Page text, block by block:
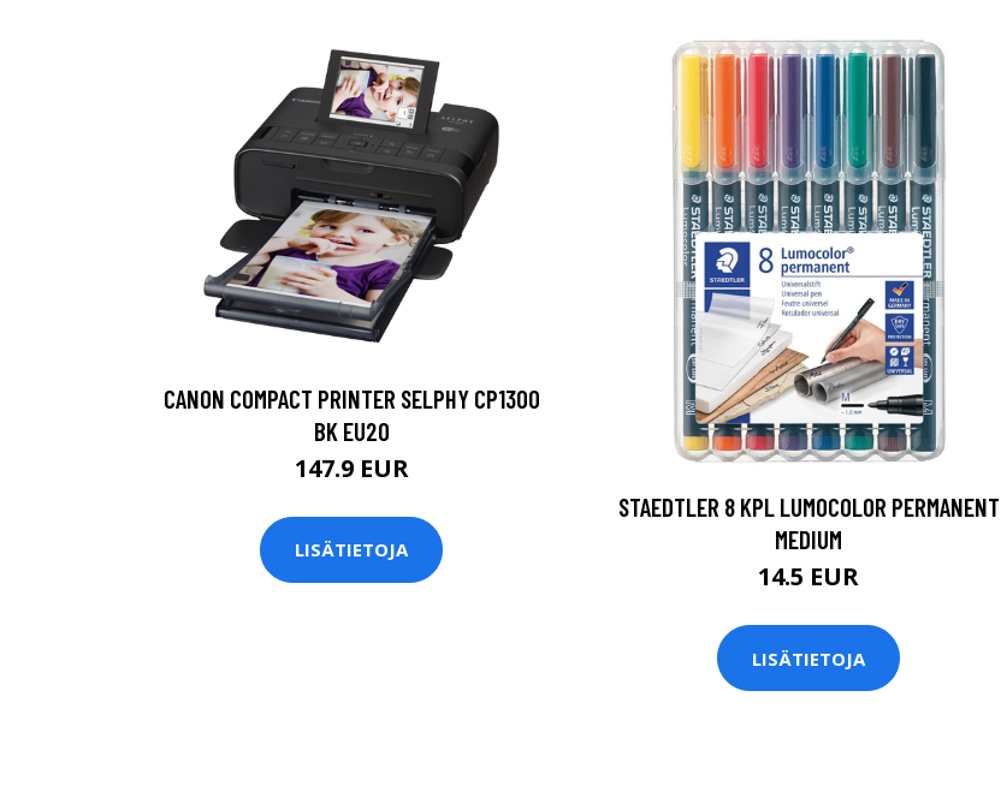
CANON COMPACT PRINTER SELPHY CP1300
BK EU20
147.9 EUR
LISÄTIETOJA
STAEDTLER 8 KPL LUMOCOLOR PERMANENT
MEDIUM
14.5 EUR
LISÄTIETOJA